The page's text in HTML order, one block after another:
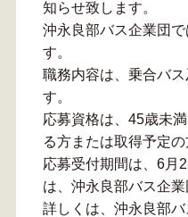
知らせ致します。
沖永良部バス企業団
す。
職務内容は、乗合バ
す。
応募資格は、45歳未
る方または取得予定の
応募受付期間は、6月
は、沖永良部バス企業
詳しくは、沖永良部